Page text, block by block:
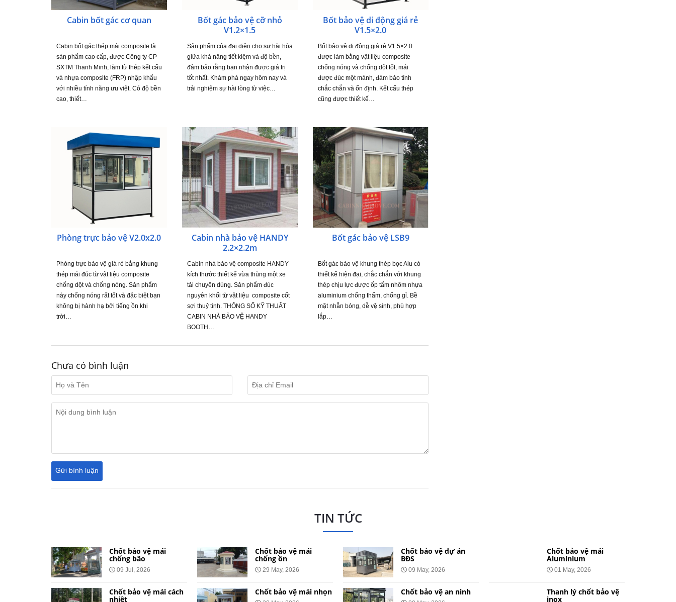
Cabin bốt gác cơ quan
Cabin bốt gác thép mái composite là
sản phẩm cao cấp, được Công ty CP
SXTM Thanh Minh, làm từ thép kết cấu
và nhựa composite (FRP) nhập khẩu
với nhiều tính năng ưu việt. Có độ bền
cao, thiết…
Bốt gác bảo vệ cỡ nhỏ
V1.2×1.5
Sản phẩm của đại diện cho sự hài hòa
giữa khả năng tiết kiệm và độ bền,
đảm bảo rằng bạn nhận được giá trị
tốt nhất. Khám phá ngay hôm nay và
trải nghiệm sự hài lòng từ việc…
Bốt bảo vệ di động giá rẻ
V1.5×2.0
Bốt bảo vệ di động giá rẻ V1.5×2.0
được làm bằng vật liệu composite
chống nóng và chống dột tốt, mái
được đúc một mảnh, đảm bảo tính
chắc chắn và ổn định. Kết cấu thép
cũng được thiết kế…
Phòng trực bảo vệ V2.0x2.0
Phòng trực bảo vệ giá rẻ bằng khung
thép mái đúc từ vật liệu composite
chống dột và chống nóng. Sản phẩm
này chống nóng rất tốt và đặc biệt bạn
không bị hành hạ bởi tiếng ồn khi
trời…
Cabin nhà bảo vệ HANDY
2.2×2.2m
Cabin nhà bảo vệ composite HANDY
kích thước thiết kế vừa thùng một xe
tải chuyên dùng. Sản phẩm đúc
nguyên khối từ vật liệu composite cốt
sợi thuỷ tinh. THÔNG SỐ KỸ THUÂT
CABIN NHÀ BẢO VỆ HANDY
BOOTH…
Bốt gác bảo vệ LSB9
Bốt gác bảo vệ khung thép bọc Alu có
thiết kế hiện đại, chắc chắn với khung
thép chịu lực được ốp tấm nhôm nhựa
aluminium chống thấm, chống gỉ. Bề
mặt nhẵn bóng, dễ vệ sinh, phù hợp
lắp…
Chưa có bình luận
TIN TỨC
Chốt bảo vệ mái
chống bão
09 Jul, 2026
Chốt bảo vệ mái cách
nhiệt
Chốt bảo vệ mái
chống ồn
29 May, 2026
Chốt bảo vệ mái nhọn
Chốt bảo vệ dự án
BĐS
09 May, 2026
Chốt bảo vệ an ninh
Chốt bảo vệ mái
Aluminium
01 May, 2026
Thanh lý chốt bảo vệ
inox